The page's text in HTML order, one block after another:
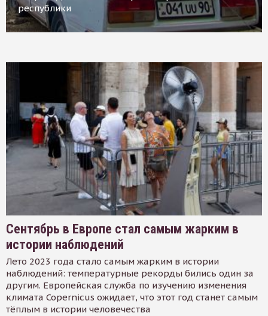
республики
Сентябрь в Европе стал самым жарким в
истории наблюдений
Лето 2023 года стало самым жарким в истории
наблюдений: температурные рекорды бились один за
другим. Европейская служба по изучению изменения
климата Copernicus ожидает, что этот год станет самым
тёплым в истории человечества